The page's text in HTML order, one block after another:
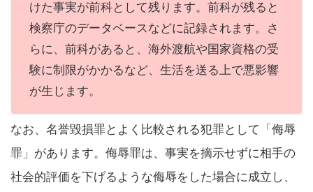
けた事実が前科として残ります。前科が残ると
検察庁のデータベースなどに記録されます。さ
らに、前科があると、海外渡航や国家資格の受
験に制限がかかるなど、生活を送る上で悪影響
が生じます。
なお、名誉毀損罪とよく比較される犯罪として「侮辱
罪」があります。侮辱罪は、事実を摘示せずに相手の
社会的評価を下げるような侮辱をした場合に成立し、